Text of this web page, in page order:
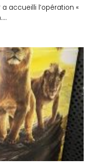
accueilli l’opération «